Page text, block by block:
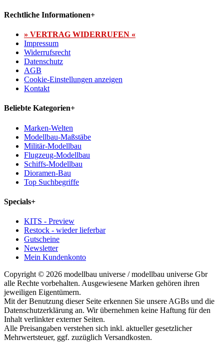
Rechtliche Informationen+
» VERTRAG WIDERRUFEN «
Impressum
Widerrufsrecht
Datenschutz
AGB
Cookie-Einstellungen anzeigen
Kontakt
Beliebte Kategorien+
Marken-Welten
Modellbau-Maßstäbe
Militär-Modellbau
Flugzeug-Modellbau
Schiffs-Modellbau
Dioramen-Bau
Top Suchbegriffe
Specials+
KITS - Preview
Restock - wieder lieferbar
Gutscheine
Newsletter
Mein Kundenkonto
Copyright © 2026 modellbau universe / modellbau universe Gbr
alle Rechte vorbehalten. Ausgewiesene Marken gehören ihren
jeweiligen Eigentümern.
Mit der Benutzung dieser Seite erkennen Sie unsere AGBs und die
Datenschutzerklärung an. Wir übernehmen keine Haftung für den
Inhalt verlinkter externer Seiten.
Alle Preisangaben verstehen sich inkl. aktueller gesetzlicher
Mehrwertsteuer, ggf. zuzüglich Versandkosten.